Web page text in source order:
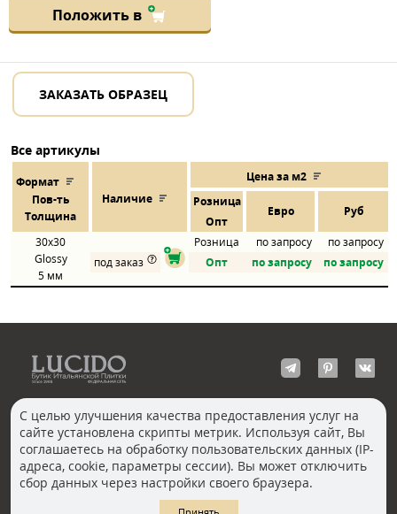
Положить в
ЗАКАЗАТЬ ОБРАЗЕЦ
Все артикулы
Формат
Пов-ть
Толщина
Наличие
Цена за м2
Розница
Евро Руб
Опт
30x30
Glossy
5 мм
Розница по запросу
по запросу
под заказ
Опт по запросу по запросу
КОНТАКТЫ
Москва, Пречистенка
Волгоград
Екатеринбург
Казань
Новосибирск
Санкт-Петербург
С целью улучшения качества предоставления услуг на
сайте установлена скрипты метрик. Используя сайт, Вы
соглашаетесь на обработку пользовательских данных (IP-
адреса, cookie, параметры сессии). Вы может отключить
сбор данных через настройки своего браузера.